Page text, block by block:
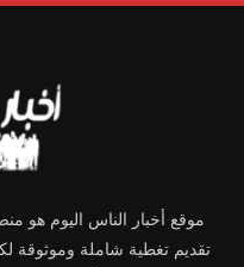
موقع أخبار الناس اليوم هو
تقديم تغطية شاملة وموثوقة